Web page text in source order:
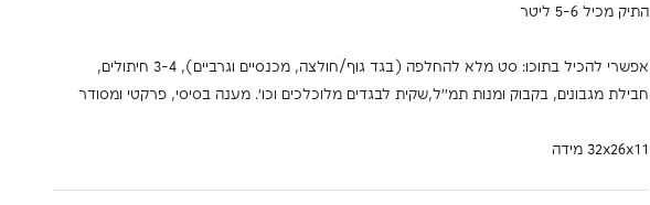
התיק מכיל 5-6 ליטר
אפשרי להכיל בתוכו: סט מלא להחלפה (בגד גוף/חולצה, מכנסיים וגרביים), 4–3 חיתולים,
חבילת מגבונים, בקבוק ומנות תמ''ל,שקית לבגדים מלוכלכים וכו'. מענה בסיסי, פרקטי ומסודר
32x26x11 מידה